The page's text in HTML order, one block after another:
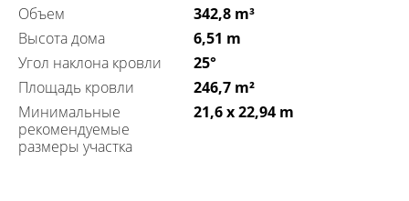
Объем
342,8 m³
Высота дома
6,51 m
Угол наклона кровли
25°
Площадь кровли
246,7 m²
Минимальные
рекомендуемые
размеры участка
21,6 x 22,94 m